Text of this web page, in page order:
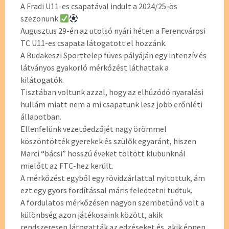
A Fradi U11-es csapatával indult a 2024/25-ös
szezonunk
Augusztus 29-én az utolsó nyári héten a Ferencvárosi
TC U11-es csapata látogatott el hozzánk.
A Budakeszi Sporttelep füves pályáján egy intenzív és
látványos gyakorló mérkőzést láthattak a
kilátogatók.
Tisztában voltunk azzal, hogy az elhúzódó nyaralási
hullám miatt nem a mi csapatunk lesz jobb erőnléti
állapotban.
Ellenfelünk vezetőedzőjét nagy örömmel
köszöntötték gyerekek és szülők egyaránt, hiszen
Marci “bácsi” hosszú éveket töltött klubunknál
mielőtt az FTC-hez került.
A mérkőzést egyből egy rövidzárlattal nyitottuk, ám
ezt egy gyors fordítással máris feledtetni tudtuk.
A fordulatos mérkőzésen nagyon szembetűnő volt a
különbség azon játékosaink között, akik